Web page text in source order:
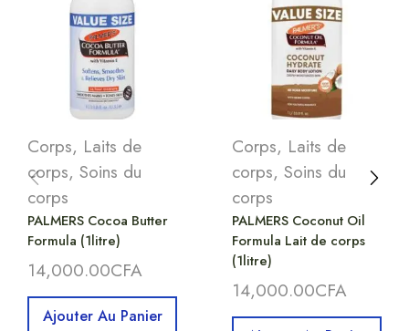
Corps, Laits de
corps, Soins du
corps
PALMERS Cocoa Butter
Formula (1litre)
14,000.00CFA
Ajouter Au Panier
Corps, Laits de
corps, Soins du
corps
PALMERS Coconut Oil
Formula Lait de corps
(1litre)
14,000.00CFA